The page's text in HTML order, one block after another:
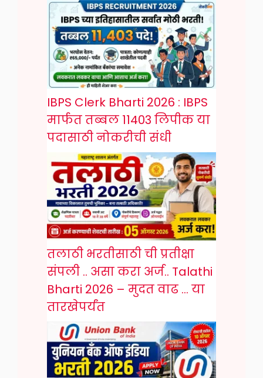
IBPS Clerk Bharti 2026 : IBPS
मार्फत तब्बल 11403 लिपीक या
पदासाठी नोकरीची संधी
तलाठी भरतीसाठी ची प्रतीक्षा
संपली .. असा करा अर्ज.. Talathi
Bharti 2026 – मुदत वाढ … या
तारखेपर्यंत